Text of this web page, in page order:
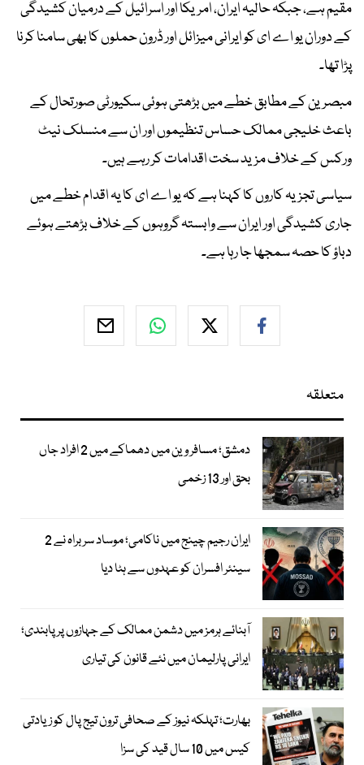
مقیم ہے، جبکہ حالیہ ایران، امریکا اور اسرائیل کے درمیان کشیدگی
کے دوران یو اے ای کو ایرانی میزائل اور ڈرون حملوں کا بھی سامنا کرنا
پڑا تھا۔
مبصرین کے مطابق خطے میں بڑھتی ہوئی سکیورٹی صورتحال کے
باعث خلیجی ممالک حساس تنظیموں اور ان سے منسلک نیٹ
ورکس کے خلاف مزید سخت اقدامات کر رہے ہیں۔
سیاسی تجزیہ کاروں کا کہنا ہے کہ یو اے ای کا یہ اقدام خطے میں
جاری کشیدگی اور ایران سے وابستہ گروہوں کے خلاف بڑھتے ہوئے
دباؤ کا حصہ سمجھا جا رہا ہے۔
متعلقہ
دمشق؛ مسافر وین میں دھماکے میں 2 افراد جاں
بحق اور 13 زخمی
ایران رجیم چینج میں ناکامی؛ موساد سربراہ نے 2
سینئر افسران کو عہدوں سے ہٹا دیا
آبنائے ہرمز میں دشمن ممالک کے جہازوں پر پابندی؛
ایرانی پارلیمان میں نئے قانون کی تیاری
بھارت؛ تہلکہ نیوز کے صحافی ترون تیج پال کو زیادتی
کیس میں 10 سال قید کی سزا